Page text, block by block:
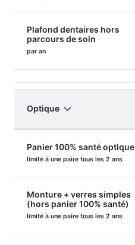
Plafond dentaires hors
parcours de soin
par an
Optique
Panier 100% santé optique
limité à une paire tous les 2 ans
Monture + verres simples
(hors panier 100% santé)
limité à une paire tous les 2 ans